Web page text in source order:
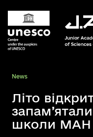
News
Літо
школи МАН